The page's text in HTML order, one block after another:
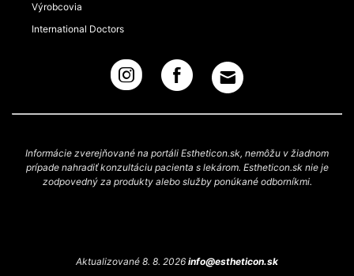
Výrobcovia
International Doctors
Informácie zverejňované na portáli Estheticon.sk, nemôžu v žiadnom
prípade nahradiť konzultáciu pacienta s lekárom. Estheticon.sk nie je
zodpovedný za produkty alebo služby ponúkané odborníkmi.
Aktualizované 8. 8. 2026 info@estheticon.sk